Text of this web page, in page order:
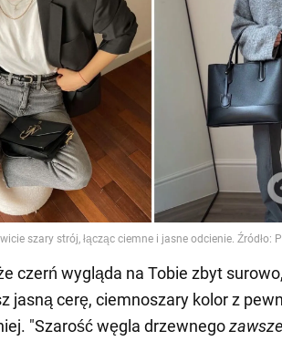
czerń wygląda na Tobie zbyt
jasną cerę, ciemnoszary kolor z
"Szarość węgla drzewnego